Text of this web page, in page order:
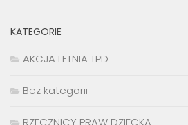
KATEGORIE
AKCJA LETNIA TPD
Bez kategorii
RZECZNICY PRAW DZIECKA